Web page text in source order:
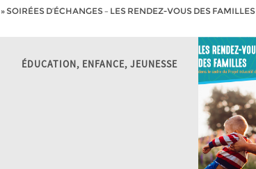
» SOIRÉES D’ÉCHANGES – LES RENDEZ-VOUS DES FAMILLES
ÉDUCATION, ENFANCE, JEUNESSE